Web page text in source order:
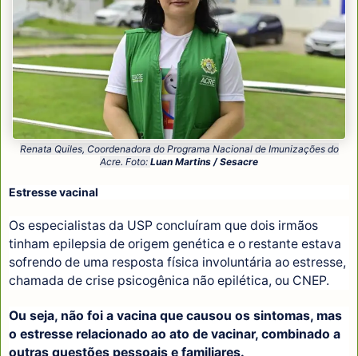
Renata Quiles, Coordenadora do Programa Nacional de Imunizações do
Acre. Foto: Luan Martins / Sesacre
Estresse vacinal
Os especialistas da USP concluíram que dois irmãos
tinham epilepsia de origem genética e o restante estava
sofrendo de uma resposta física involuntária ao estresse,
chamada de crise psicogênica não epilética, ou CNEP.
Ou seja, não foi a vacina que causou os sintomas, mas
o estresse relacionado ao ato de vacinar, combinado a
outras questões pessoais e familiares.